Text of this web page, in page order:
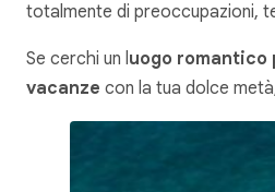
totalmente di preoccupazioni,
Se cerchi un luogo romantico
vacanze con la tua dolce